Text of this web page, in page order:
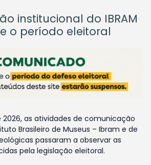
institucional do IBRAM
o período eleitoral
2026, as atividades de comunicação
Brasileiro de Museus – Ibram e de
passaram a observar as
pela legislação eleitoral.